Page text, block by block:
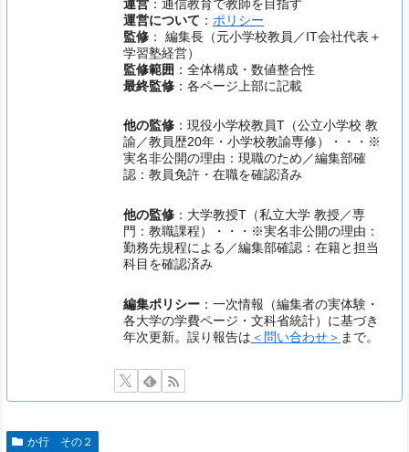
運営 ：通信教育で教師を目指す
運営について ： ポリシー
監修 ： 編集長（元小学校教員／IT会社代表＋
学習塾経営）
監修範囲 ：全体構成・数値整合性
最終監修 ：各ページ上部に記載
他の監修 ：現役小学校教員T（公立小学校 教
諭／教員歴20年・小学校教諭専修）・・・※
実名非公開の理由：現職のため／編集部確
認：教員免許・在職を確認済み
他の監修 ：大学教授T（私立大学 教授／専
門：教職課程）・・・※実名非公開の理由：
勤務先規程による／編集部確認：在籍と担当
科目を確認済み
編集ポリシー ：一次情報（編集者の実体験・
各大学の学費ページ・文科省統計）に基づき
年次更新。誤り報告は ＜問い合わせ＞ まで。
か行 その２